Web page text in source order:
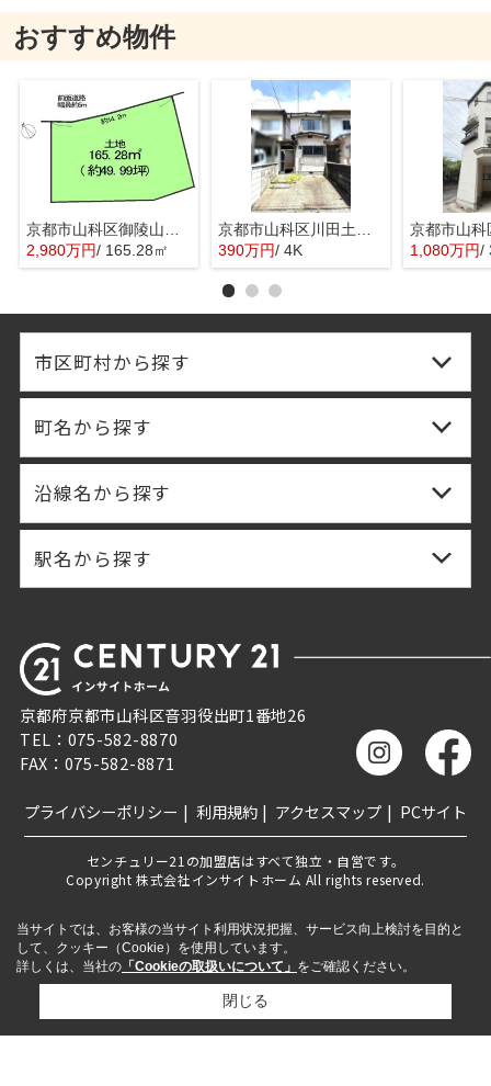
おすすめ物件
2,980万円/ 165.28㎡
390万円/ 4K 1,080万円/
市区町村から探す
町名から探す
沿線名から探す
駅名から探す
京都府京都市山科区音羽役出町1番地26
TEL：075-582-8870
FAX：075-582-8871
プライバシーポリシー 利用規約 アクセスマップ PCサイト
センチュリー21の加盟店はすべて独立・自営です。
Copyright 株式会社インサイトホーム All rights reserved.
当サイトでは、お客様の当サイト利用状況把握、サービス向上検討を目的と
して、クッキー（Cookie）を使用しています。
詳しくは、当社の 「Cookieの取扱いについて」 をご確認ください。
閉じる